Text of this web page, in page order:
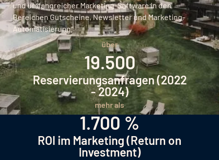
und umfangreicher Marketing-Software in den
Bereichen Gutscheine, Newsletter und Marketing-
Automatisierung.
über
19.500
Reservierungsanfragen (2022
- 2024)
mehr als
1.700 %
ROI im Marketing (Return on
Investment)